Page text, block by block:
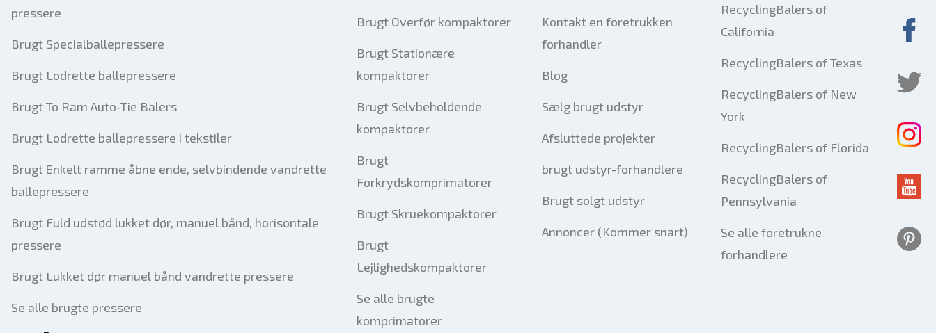
pressere
Brugt Specialballepressere
Brugt Lodrette ballepressere
Brugt To Ram Auto-Tie Balers
Brugt Lodrette ballepressere i tekstiler
Brugt Enkelt ramme åbne ende, selvbindende vandrette
ballepressere
Brugt Fuld udstød lukket dør, manuel bånd, horisontale
pressere
Brugt Lukket dør manuel bånd vandrette pressere
Se alle brugte pressere
Brugt Overfør kompaktorer
Brugt Stationære
kompaktorer
Brugt Selvbeholdende
kompaktorer
Brugt
Forkrydskomprimatorer
Brugt Skruekompaktorer
Brugt
Lejlighedskompaktorer
Se alle brugte
komprimatorer
Kontakt en foretrukken
forhandler
Blog
Sælg brugt udstyr
Afsluttede projekter
brugt udstyr-forhandlere
Brugt solgt udstyr
Annoncer (Kommer snart)
RecyclingBalers of
California
RecyclingBalers of Texas
RecyclingBalers of New
York
RecyclingBalers of Florida
RecyclingBalers of
Pennsylvania
Se alle foretrukne
forhandlere